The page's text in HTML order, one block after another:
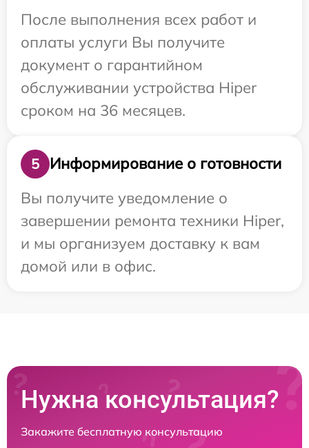
После выполнения всех работ и
оплаты услуги Вы получите
документ о гарантийном
обслуживании устройства Hiper
сроком на 36 месяцев.
5
Информирование о готовности
Вы получите уведомление о
завершении ремонта техники Hiper,
и мы организуем доставку к вам
домой или в офис.
Нужна консультация?
Закажите бесплатную консультацию